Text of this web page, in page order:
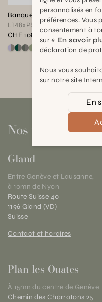
Banquette Bellevie 2 places
L148xP53xH41cm
CHF 1089,00
Voir ce produit en couleur :
Voir ce produit en couleur :
Voir ce produit en
Voir ce produit en
+ 22 couleurs
Nos magasins
Gland
Entre Genève et Lausanne,
à 10mn de Nyon
Route Suisse 40
1196 Gland (VD)
Suisse
Contact et horaires
Plan-les-Ouates
À 15mn du centre de Genève
Chemin des Charrotons 25
personnalisés en
préférences. Vous
consentement à
sur « En savoir
déclaration de
Nous vous
sur notre site
En